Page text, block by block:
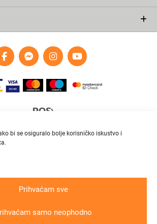
bi se osiguralo bolje korisničko iskustvo i
Prihvaćam sve
samo neophodno
i pouzdana dostava